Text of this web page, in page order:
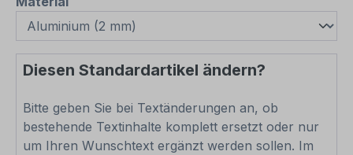
Diesen Standardartikel ändern?
Bitte geben Sie bei Textänderungen an, ob
bestehende Textinhalte komplett ersetzt oder nur
um Ihren Wunschtext ergänzt werden sollen. Im